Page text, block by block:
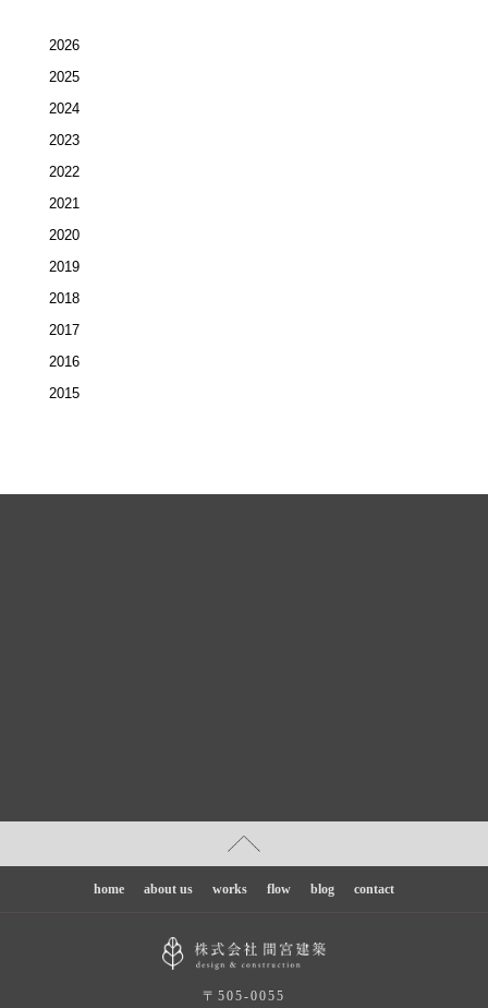
2026
2025
2024
2023
2022
2021
2020
2019
2018
2017
2016
2015
home about us works flow blog contact
〒505-0055